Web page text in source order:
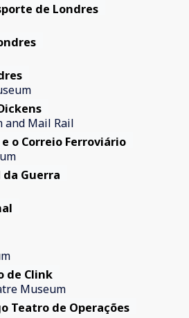
de Londres
o Correio Ferroviário
Guerra
de Clink
Teatro de Operações